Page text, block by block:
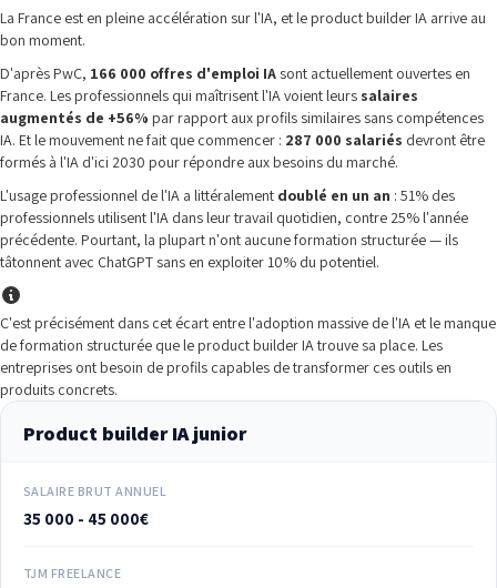
La France est en pleine accélération sur l'IA, et le product builder IA arrive au
bon moment.
D'après PwC, 166 000 offres d'emploi IAsont actuellement ouvertes en
France. Les professionnels qui maîtrisent l'IA voient leurs salaires
augmentés de +56% par rapport aux profils similaires sans compétences
IA. Et le mouvement ne fait que commencer : 287 000 salariés devront être
formés à l'IA d'ici 2030 pour répondre aux besoins du marché.
L'usage professionnel de l'IA a littéralement doublé en un an : 51% des
professionnels utilisent l'IA dans leur travail quotidien, contre 25% l'année
précédente. Pourtant, la plupart n'ont aucune formation structurée — ils
tâtonnent avec ChatGPT sans en exploiter 10% du potentiel.
C'est précisément dans cet écart entre l'adoption massive de l'IA et le manque
de formation structurée que le product builder IA trouve sa place. Les
entreprises ont besoin de profils capables de transformer ces outils en
produits concrets.
Product builder IA junior
SALAIRE BRUT ANNUEL
35 000 - 45 000€
TJM FREELANCE